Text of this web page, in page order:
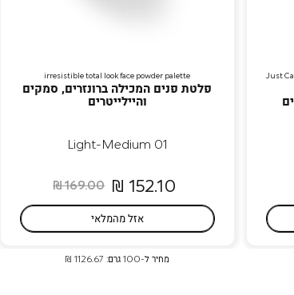
Just
irresistible total look face powder palette
פלטת פנים המכילה ברונזרים, סמקים
והיילייטרים
01 Light-Medium
152.10 ₪
169.00 ₪
אזל מהמלאי
מחיר ל-100 גרם: 1126.67 ₪